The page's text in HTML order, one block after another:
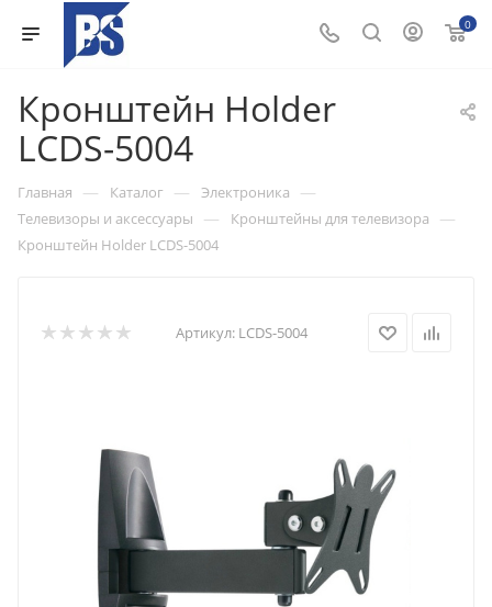
0
Кронштейн Holder
LCDS-5004
Главная — Каталог — Электроника —
Телевизоры и аксессуары — Кронштейны для телевизора —
Кронштейн Holder LCDS-5004
Артикул: LCDS-5004